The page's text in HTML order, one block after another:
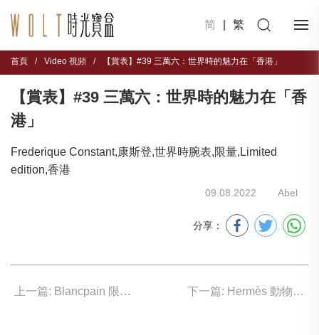
简 繁
首頁 / Video 視頻 / 【賞表】#39 三萬六：世界時的魅力在「香港」
【賞表】#39 三萬六：世界時的魅力在「香
港」
Frederique Constant,康斯登,世界時腕表,限量,Limited
edition,香港
09.08.2022 Abel
分享：
上一篇: Blancpain 限量「文學」腕表問世 下一篇: Hermès 動物玩自拍